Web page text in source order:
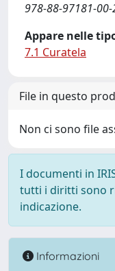
978-88-97181-00-
Appare nelle
7.1 Curatela
File in questo
Non ci sono file
I documenti in
tutti i diritti sono
indicazione.
Informazioni